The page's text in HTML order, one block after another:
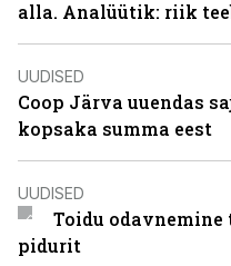
alla. Analüütik: riik
UUDISED
Coop Järva uuendas
kopsaka summa eest
UUDISED
Toidu
pidurit